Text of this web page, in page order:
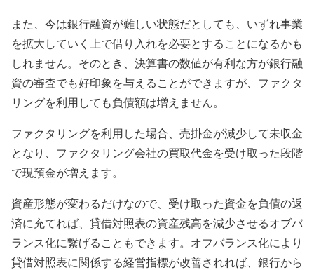
また、今は銀行融資が難しい状態だとしても、いずれ事業
を拡大していく上で借り入れを必要とすることになるかも
しれません。そのとき、決算書の数値が有利な方が銀行融
資の審査でも好印象を与えることができますが、ファクタ
リングを利用しても負債額は増えません。
ファクタリングを利用した場合、売掛金が減少して未収金
となり、ファクタリング会社の買取代金を受け取った段階
で現預金が増えます。
資産形態が変わるだけなので、受け取った資金を負債の返
済に充てれば、 貸借対照表の資産残高を減少させるオブバ
ランス化に繋げることもできます。オフバランス化により
貸借対照表に関係する経営指標が改善されれば、銀行から